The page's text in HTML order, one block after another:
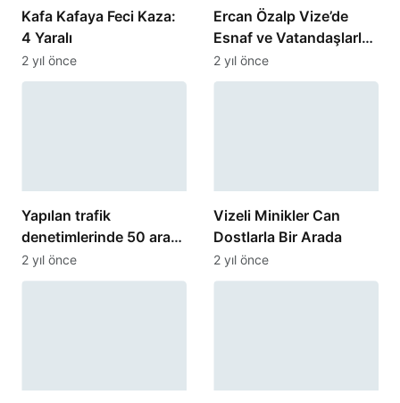
Kafa Kafaya Feci Kaza:
4 Yaralı
2 yıl önce
Ercan Özalp Vize’de
Esnaf ve Vatandaşlarla
Buluştu
2 yıl önce
Yapılan trafik
denetimlerinde 50 araç
men edildi.
2 yıl önce
Vizeli Minikler Can
Dostlarla Bir Arada
2 yıl önce